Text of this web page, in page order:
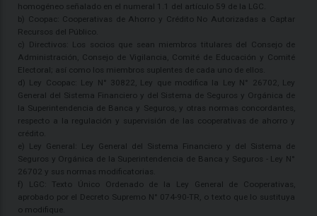
homogéneo señalado en el numeral 1.1 del artículo 59 de la LGC.
b) Coopac: Cooperativas de Ahorro y Crédito No Autorizadas a Captar
Recursos del Público.
c) Directivos: Los socios que sean miembros titulares del Consejo de
Administración, Consejo de Vigilancia, Comité de Educación y Comité
Electoral; así como los miembros suplentes de cada uno de ellos.
d) Ley Coopac: Ley N° 30822, Ley que modifica la Ley N° 26702, Ley
General del Sistema Financiero y del Sistema de Seguros y Orgánica de
la Superintendencia de Banca y Seguros, y otras normas concordantes,
respecto a la regulación y supervisión de las cooperativas de ahorro y
crédito.
e) Ley General: Ley General del Sistema Financiero y del Sistema de
Seguros y Orgánica de la Superintendencia de Banca y Seguros - Ley N°
26702 y sus normas modificatorias.
f) LGC: Texto Único Ordenado de la Ley General de Cooperativas,
aprobado por el Decreto Supremo N° 074-90-TR, o texto que lo sustituya
o modifique.